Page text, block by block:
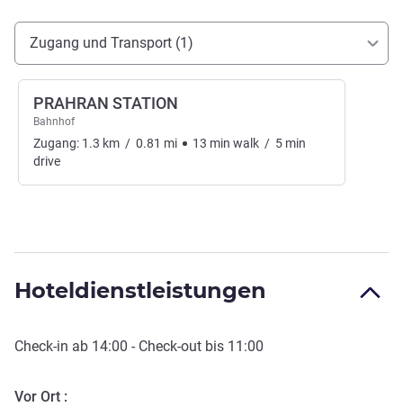
Erreichbarkeit und Anbindung
Zugang und Transport (1)
PRAHRAN STATION
Bahnhof
Zugang: 1.3 km / 0.81 mi 13 min walk / 5 min
drive
Hoteldienstleistungen
Check-in ab 14:00 - Check-out bis 11:00
Vor Ort